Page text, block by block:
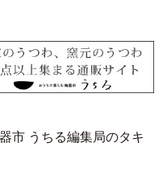
市 うちる編集局のタキ